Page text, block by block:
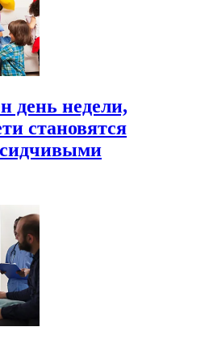
день недели,
становятся